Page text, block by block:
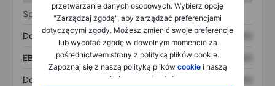
przetwarzanie danych osobowych. Wybierz opcję
"Zarządzaj zgodą", aby zarządzać preferencjami
dotyczącymi zgody. Możesz zmienić swoje preferencje
lub wycofać zgodę w dowolnym momencie za
pośrednictwem strony z polityką plików cookie.
Zapoznaj się z naszą polityką plików cookiei naszą
polityką
prywatności
Sprawozdanie z zysków
Dochód XXXXXXX XXXXXXX
EBITDA XXXXXXX XXXXXXX
Dochód netto XXXXXXX